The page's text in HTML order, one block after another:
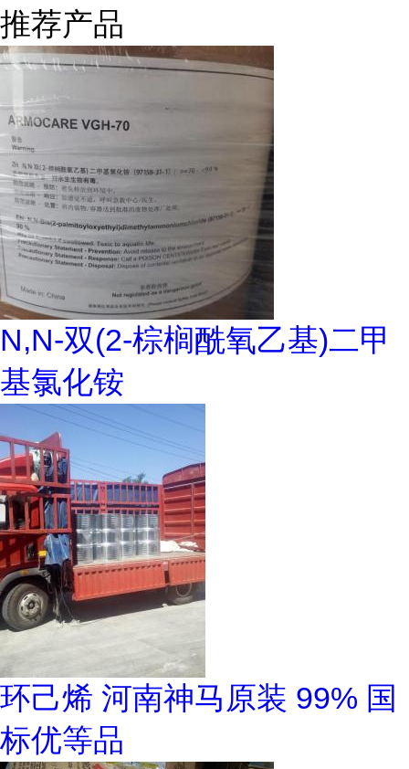
推荐产品
N,N-双(2-棕榈酰氧乙基)二甲
基氯化铵
环己烯 河南神马原装 99% 国
标优等品